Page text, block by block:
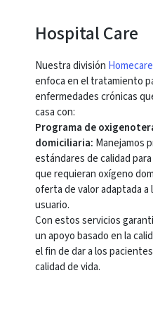
Hospital Care
Nuestra división Homecare
enfoca en el tratamiento
enfermedades crónicas
casa con:
Programa de
domiciliaria: Manejamos
estándares de calidad
que requieran oxígeno
oferta de valor adaptada a
usuario.
Con estos servicios
un apoyo basado en la
el fin de dar a los
calidad de vida.